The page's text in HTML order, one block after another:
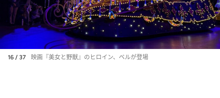
16 / 37 映画『美女と野獣』のヒロイン、ベルが登場